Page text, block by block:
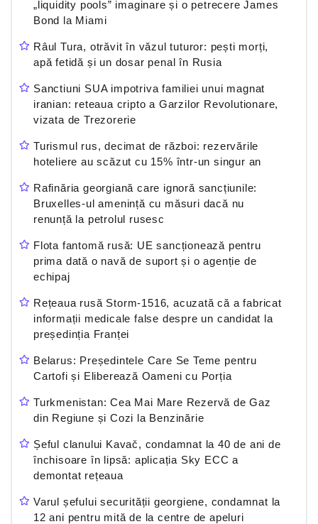
„liquidity pools” imaginare și o petrecere James
Bond la Miami
Râul Tura, otrăvit în văzul tuturor: pești morți,
apă fetidă și un dosar penal în Rusia
Sanctiuni SUA impotriva familiei unui magnat
iranian: reteaua cripto a Garzilor Revolutionare,
vizata de Trezorerie
Turismul rus, decimat de război: rezervările
hoteliere au scăzut cu 15% într-un singur an
Rafinăria georgiană care ignoră sancțiunile:
Bruxelles-ul amenință cu măsuri dacă nu
renunță la petrolul rusesc
Flota fantomă rusă: UE sancționează pentru
prima dată o navă de suport și o agenție de
echipaj
Rețeaua rusă Storm-1516, acuzată că a fabricat
informații medicale false despre un candidat la
președinția Franței
Belarus: Președintele Care Se Teme pentru
Cartofi și Eliberează Oameni cu Porția
Turkmenistan: Cea Mai Mare Rezervă de Gaz
din Regiune și Cozi la Benzinărie
Șeful clanului Kavač, condamnat la 40 de ani de
închisoare în lipsă: aplicația Sky ECC a
demontat rețeaua
Varul șefului securității georgiene, condamnat la
12 ani pentru mită de la centre de apeluri